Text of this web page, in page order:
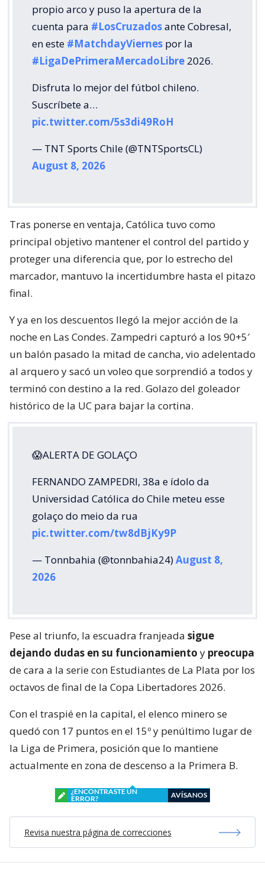
propio arco y puso la apertura de la
cuenta para #LosCruzadosante Cobresal,
en este #MatchdayViernes por la
#LigaDePrimeraMercadoLibre 2026.
Disfruta lo mejor del fútbol chileno.
Suscríbete a…
pic.twitter.com/5s3di49RoH
— TNT Sports Chile (@TNTSportsCL)
August 8, 2026
Tras ponerse en ventaja, Católica tuvo como
principal objetivo mantener el control del partido y
proteger una diferencia que, por lo estrecho del
marcador, mantuvo la incertidumbre hasta el pitazo
final.
Y ya en los descuentos llegó la mejor acción de la
noche en Las Condes. Zampedri capturó a los 90+5′
un balón pasado la mitad de cancha, vio adelentado
al arquero y sacó un voleo que sorprendió a todos y
terminó con destino a la red. Golazo del goleador
histórico de la UC para bajar la cortina.
😱ALERTA DE GOLAÇO
FERNANDO ZAMPEDRI, 38a e ídolo da
Universidad Católica do Chile meteu esse
golaço do meio da rua
pic.twitter.com/tw8dBjKy9P
— Tonnbahia (@tonnbahia24)August 8,
2026
Pese al triunfo, la escuadra franjeada sigue
dejando dudas en su funcionamiento y preocupa
de cara a la serie con Estudiantes de La Plata por los
octavos de final de la Copa Libertadores 2026.
Con el traspié en la capital, el elenco minero se
quedó con 17 puntos en el 15º y penúltimo lugar de
la Liga de Primera, posición que lo mantiene
actualmente en zona de descenso a la Primera B.
¿ENCONTRASTE UN
ERROR?
AVÍSANOS
Revisa nuestra página de correcciones